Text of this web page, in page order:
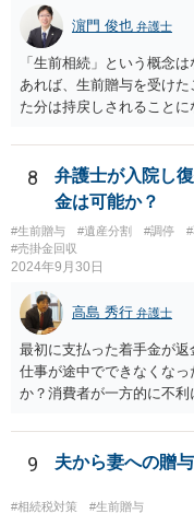
相続財産とは別枠で、遺
因贈与 「介護・見守り等
不履行なら無効にでき、
除条件 慈善団体への寄附
を設定。 などがあり得る
濵門 俊也 弁護士
「生前相続」という概念
あれば、生前贈与を受け
た分は持戻しされることに
8
弁護士が入院し
金は可能か？
#生前贈与 #遺産分割 #調停
#売掛金回収
2024年9月30日
高島 秀行 弁護士
最初に支払った着手金が
仕事が途中でできなくな
か？消費者が一方的に
務があると思います。
れた方がよいと思いま
すが、 判断能力があり
選任したのか 即ち、復代
9 夫から妻への贈与
#相続税対策 #生前贈与